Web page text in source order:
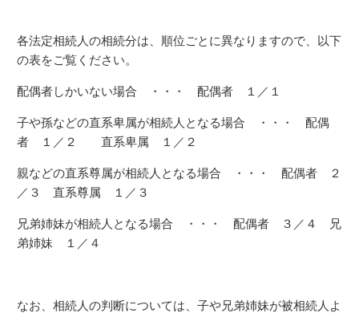
各法定相続人の相続分は、順位ごとに異なりますので、以下
の表をご覧ください。
配偶者しかいない場合 ・・・ 配偶者 １／１
子や孫などの直系卑属が相続人となる場合 ・・・ 配偶
者 １／２ 直系卑属 １／２
親などの直系尊属が相続人となる場合 ・・・ 配偶者 ２
／３ 直系尊属 １／３
兄弟姉妹が相続人となる場合 ・・・ 配偶者 ３／４ 兄
弟姉妹 １／４
なお、相続人の判断については、子や兄弟姉妹が被相続人よ